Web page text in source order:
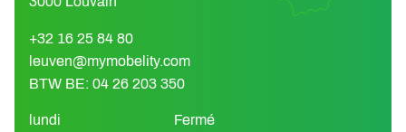
+32 16 25 84 80
leuven@mymobelity.com
BTW BE: 04 26 203 350
lundi
Fermé